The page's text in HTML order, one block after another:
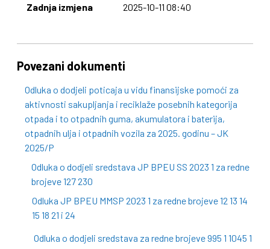
Zadnja izmjena 2025-10-11 08:40
Povezani dokumenti
Odluka o dodjeli poticaja u vidu finansijske pomoći za
aktivnosti sakupljanja i reciklaže posebnih kategorija
otpada i to otpadnih guma, akumulatora i baterija,
otpadnih ulja i otpadnih vozila za 2025. godinu – JK
2025/P
Odluka o dodjeli sredstava JP BPEU SS 2023 1 za redne
brojeve 127 230
Odluka JP BPEU MMSP 2023 1 za redne brojeve 12 13 14
15 18 21 i 24
Odluka o dodjeli sredstava za redne brojeve 995 1 1045 1